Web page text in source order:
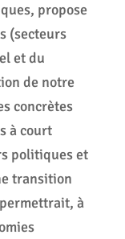
propose
(secteurs
et du
de notre
concrètes
à court
politiques et
transition
à